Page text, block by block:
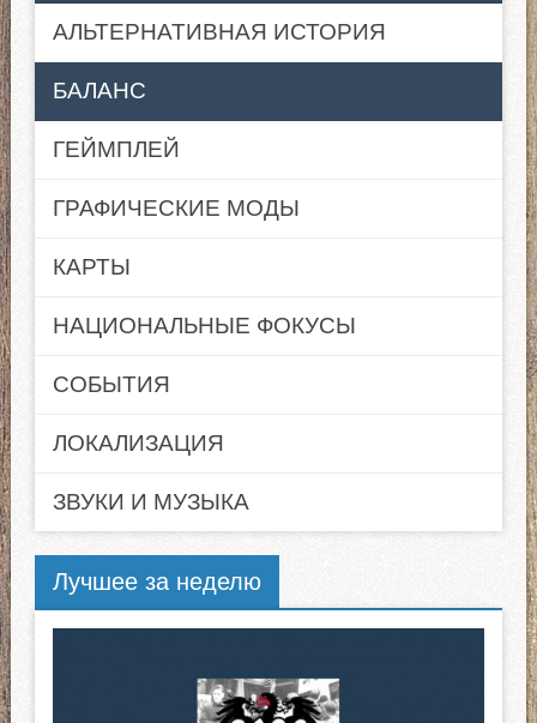
АЛЬТЕРНАТИВНАЯ ИСТОРИЯ
БАЛАНС
ГЕЙМПЛЕЙ
ГРАФИЧЕСКИЕ МОДЫ
КАРТЫ
НАЦИОНАЛЬНЫЕ ФОКУСЫ
СОБЫТИЯ
ЛОКАЛИЗАЦИЯ
ЗВУКИ И МУЗЫКА
Лучшее за неделю